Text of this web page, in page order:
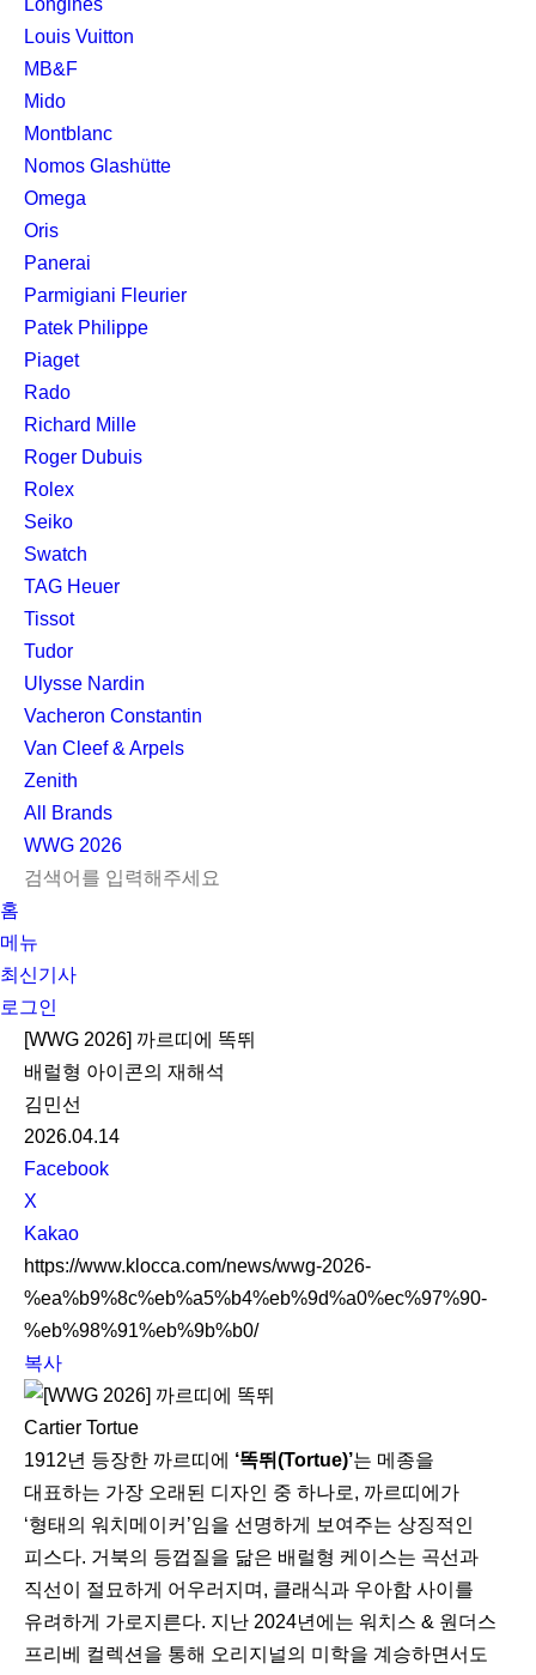
Longines
Louis Vuitton
MB&F
Mido
Montblanc
Nomos Glashütte
Omega
Oris
Panerai
Parmigiani Fleurier
Patek Philippe
Piaget
Rado
Richard Mille
Roger Dubuis
Rolex
Seiko
Swatch
TAG Heuer
Tissot
Tudor
Ulysse Nardin
Vacheron Constantin
Van Cleef & Arpels
Zenith
All Brands
WWG 2026
L
G
I
N
S
A
R
C
H
닫
l
e
a
r
검
색
하
기
홈
메뉴
최신기사
로그인
[WWG 2026] 까르띠에 똑뛰
배럴형 아이콘의 재해석
김민선
2026.04.14
S
N
S
S
h
a
r
e
Facebook
X
Kakao
https://www.klocca.com/news/wwg-2026-
%ea%b9%8c%eb%a5%b4%eb%9d%a0%ec%97%90-
%eb%98%91%eb%9b%b0/
복사
Cartier Tortue
1912년 등장한 까르띠에 ‘똑뛰(Tortue)’는 메종을
대표하는 가장 오래된 디자인 중 하나로, 까르띠에가
‘형태의 워치메이커’임을 선명하게 보여주는 상징적인
피스다. 거북의 등껍질을 닮은 배럴형 케이스는 곡선과
직선이 절묘하게 어우러지며, 클래식과 우아함 사이를
유려하게 가로지른다. 지난 2024년에는 워치스 & 원더스
프리베 컬렉션을 통해 오리지널의 미학을 계승하면서도